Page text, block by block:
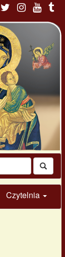
Czytelnia